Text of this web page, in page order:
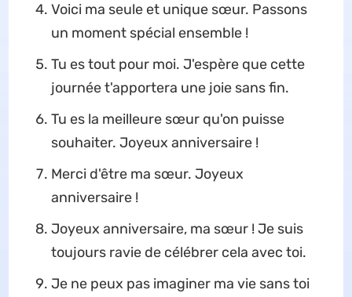
Voici ma seule et unique sœur. Passons
un moment spécial ensemble !
Tu es tout pour moi. J'espère que cette
journée t'apportera une joie sans fin.
Tu es la meilleure sœur qu'on puisse
souhaiter. Joyeux anniversaire !
Merci d'être ma sœur. Joyeux
anniversaire !
Joyeux anniversaire, ma sœur ! Je suis
toujours ravie de célébrer cela avec toi.
Je ne peux pas imaginer ma vie sans toi